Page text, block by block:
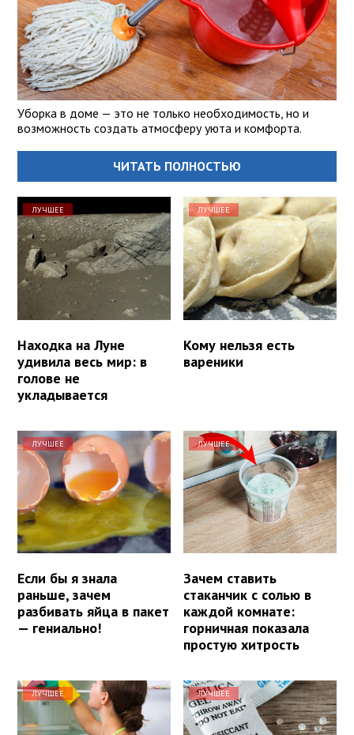
Уборка в доме — это не только необходимость, но и
возможность создать атмосферу уюта и комфорта.
ЧИТАТЬ ПОЛНОСТЬЮ
ЛУЧШЕЕ
Находка на Луне
удивила весь мир: в
голове не
укладывается
ЛУЧШЕЕ
Кому нельзя есть
вареники
ЛУЧШЕЕ
Если бы я знала
раньше, зачем
разбивать яйца в пакет
— гениально!
ЛУЧШЕЕ
Зачем ставить
стаканчик с солью в
каждой комнате:
горничная показала
простую хитрость
ЛУЧШЕЕ ЛУЧШЕЕ